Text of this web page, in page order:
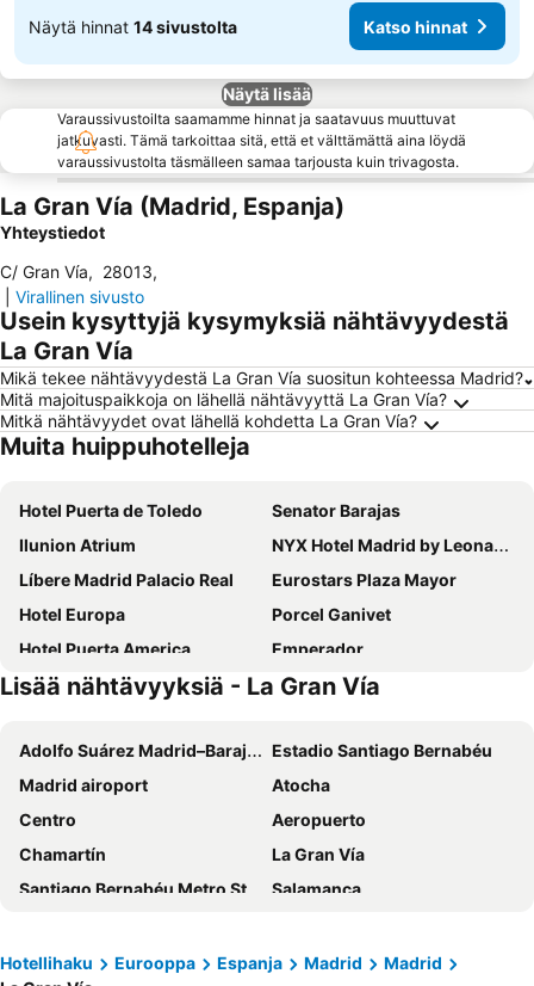
Näytä hinnat 14 sivustolta Katso hinnat
Näytä lisää
Varaussivustoilta saamamme hinnat ja saatavuus muuttuvat
jatkuvasti. Tämä tarkoittaa sitä, että et välttämättä aina löydä
varaussivustolta täsmälleen samaa tarjousta kuin trivagosta.
La Gran Vía (Madrid, Espanja)
Yhteystiedot
C/ Gran Vía, 28013,
Virallinen sivusto
Usein kysyttyjä kysymyksiä nähtävyydestä
La Gran Vía
Mikä tekee nähtävyydestä La Gran Vía suositun kohteessa Madrid?
Mitä majoituspaikkoja on lähellä nähtävyyttä La Gran Vía?
Mitkä nähtävyydet ovat lähellä kohdetta La Gran Vía?
Muita huippuhotelleja
Hotel Puerta de Toledo
Senator Barajas
Ilunion Atrium
NYX Hotel Madrid by Leonardo Hotels
Líbere Madrid Palacio Real
Eurostars Plaza Mayor
Hotel Europa
Porcel Ganivet
Hotel Puerta America
Emperador
Hotel Indigo Madrid - Gran Via By Ihg
Hotel Riu Plaza Espana
Leonardo Hotel Madrid City Center
Novotel Madrid City Las Ventas
Inhala Hotel Garden
Hotel Moderno
Ibis Styles Madrid City Las Ventas
Erase un Hotel
Ilunion Suites Madrid
Hotel Preciados
Victoria 4
Eurostars Madrid Tower
Casual del Teatro Madrid
Ibis Madrid Aeropuerto Barajas
Lisää nähtävyyksiä - La Gran Vía
Adolfo Suárez Madrid–Barajas Airport
Estadio Santiago Bernabéu
Madrid airoport
Atocha
Centro
Aeropuerto
Chamartín
La Gran Vía
Santiago Bernabéu Metro Station
Salamanca
Plaza Mayor
La Latina
Hotellihaku Eurooppa Espanja Madrid
Madrid